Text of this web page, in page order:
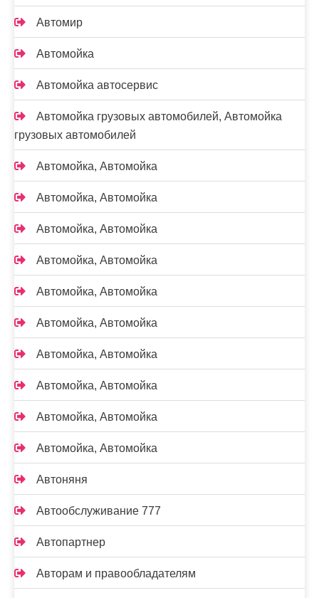
Автомир
Автомойка
Автомойка автосервис
Автомойка грузовых автомобилей, Автомойка
грузовых автомобилей
Автомойка, Автомойка
Автомойка, Автомойка
Автомойка, Автомойка
Автомойка, Автомойка
Автомойка, Автомойка
Автомойка, Автомойка
Автомойка, Автомойка
Автомойка, Автомойка
Автомойка, Автомойка
Автомойка, Автомойка
Автоняня
Автообслуживание 777
Автопартнер
Авторам и правообладателям